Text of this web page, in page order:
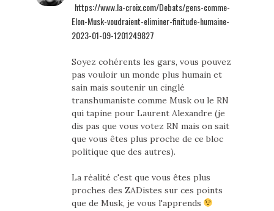
https://www.la-croix.com/Debats/gens-comme-
Elon-Musk-voudraient-eliminer-finitude-humaine-
2023-01-09-1201249827
Soyez cohérents les gars, vous pouvez
pas vouloir un monde plus humain et
sain mais soutenir un cinglé
transhumaniste comme Musk ou le RN
qui tapine pour Laurent Alexandre (je
dis pas que vous votez RN mais on sait
que vous êtes plus proche de ce bloc
politique que des autres).
La réalité c'est que vous êtes plus
proches des ZADistes sur ces points
que de Musk, je vous l'apprends